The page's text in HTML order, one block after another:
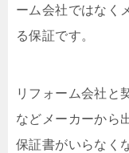
ーム会社ではなく
る保証です。
リフォーム会社と
などメーカーから
保証書がいらなく